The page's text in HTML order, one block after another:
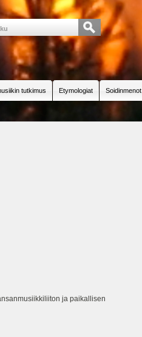
tutkimus Etymologiat Soidinmenot
ja paikallisen